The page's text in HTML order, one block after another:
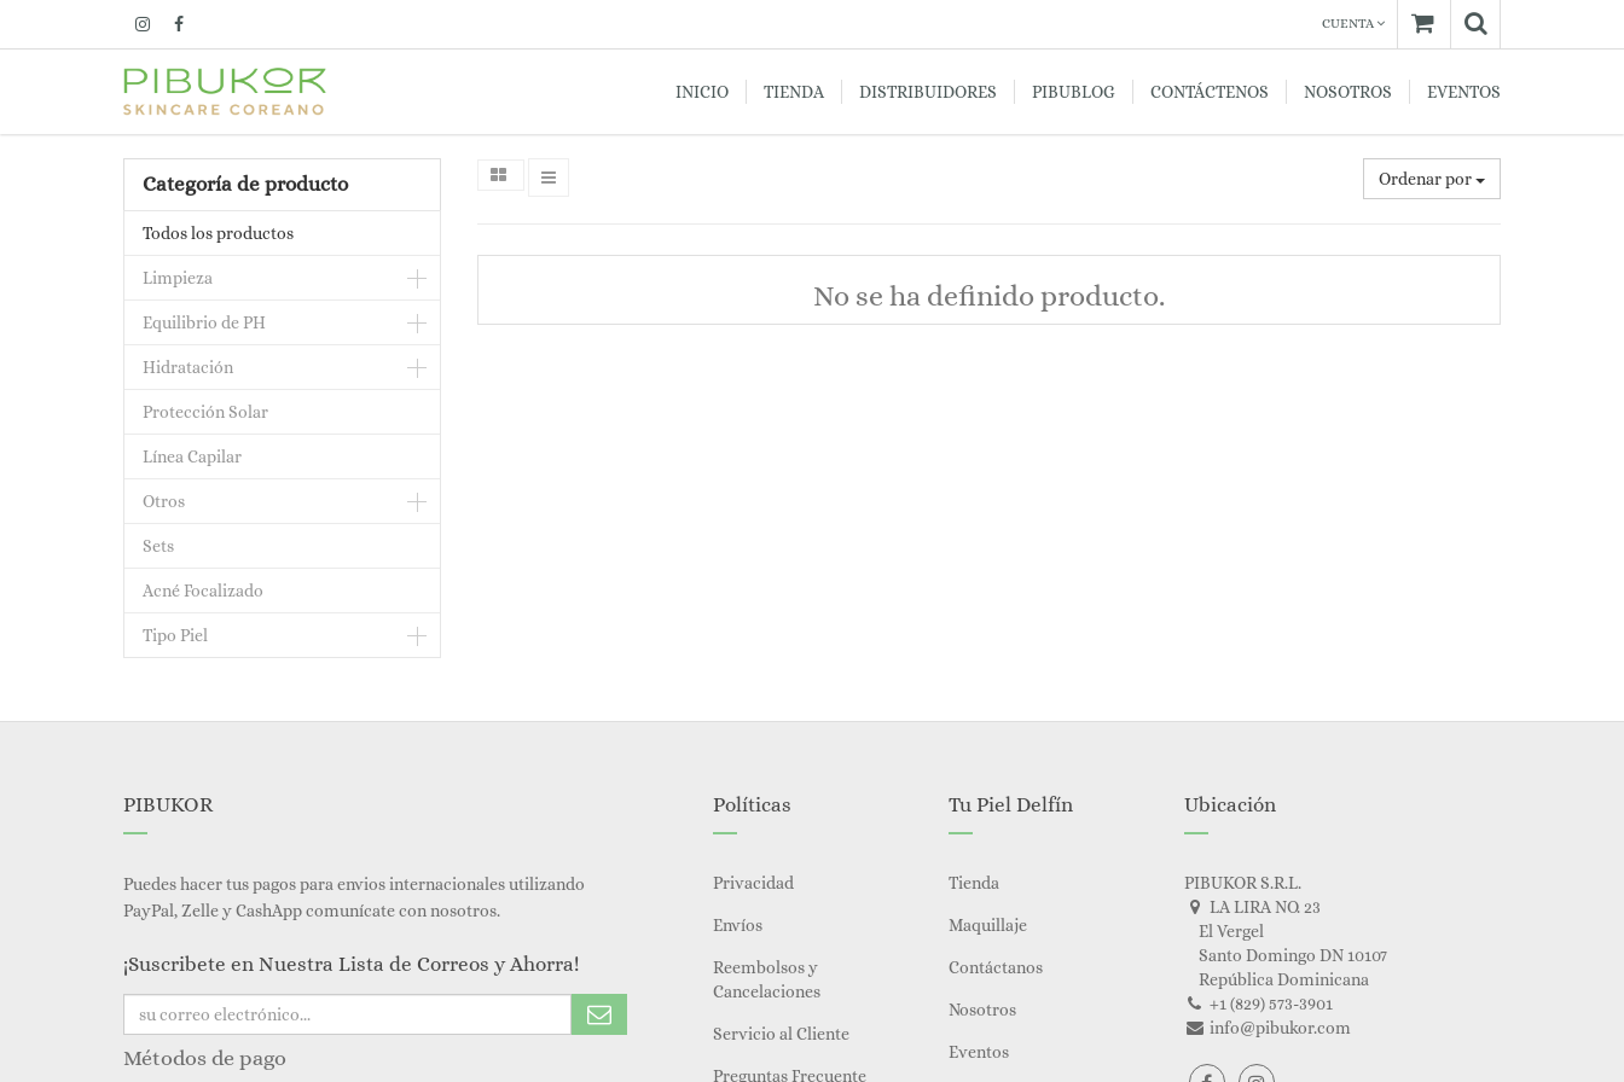
CUENTA
INICIO TIENDA DISTRIBUIDORES PIBUBLOG CONTÁCTENOS NOSOTROS EVENTOS
Categoría de producto
Todos los productos
Limpieza
Equilibrio de PH
Hidratación
Protección Solar
Línea Capilar
Otros
Sets
Acné Focalizado
Tipo Piel
Ordenar por
No se ha definido producto.
PIBUKOR
Puedes hacer tus pagos para envios internacionales utilizando
PayPal, Zelle y CashApp comunícate con nosotros.
¡Suscribete en Nuestra Lista de Correos y Ahorra!
Métodos de pago
Políticas
Privacidad
Envíos
Reembolsos y
Cancelaciones
Servicio al Cliente
Preguntas Frecuente
Tu Piel Delfín
Tienda
Maquillaje
Contáctanos
Nosotros
Eventos
Ubicación
PIBUKOR S.R.L.
LA LIRA NO. 23
El Vergel
Santo Domingo DN 10107
República Dominicana
+1 (829) 573-3901
info@pibukor.com